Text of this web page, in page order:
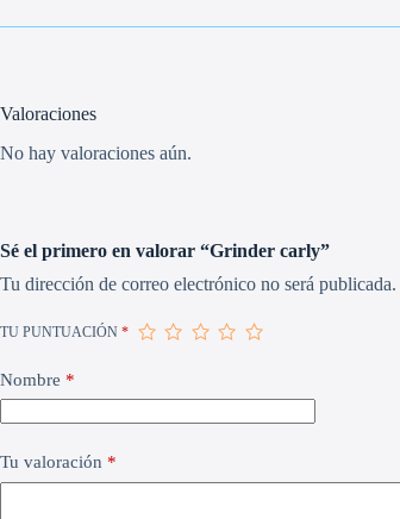
Valoraciones
No hay valoraciones aún.
Sé el primero en valorar “Grinder carly”
Tu dirección de correo electrónico no será publicada.
TU PUNTUACIÓN *
Nombre *
Tu valoración *